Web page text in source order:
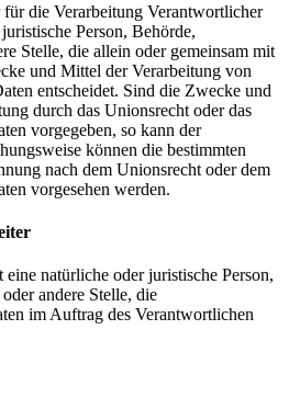
die Verarbeitung Verantwortlicher
Person, Behörde,
Stelle, die allein oder gemeinsam mit
und Mittel der Verarbeitung von
entscheidet. Sind die Zwecke und
durch das Unionsrecht oder das
vorgegeben, so kann der
können die bestimmten
nach dem Unionsrecht oder dem
vorgesehen werden.
natürliche oder juristische Person,
andere Stelle, die
im Auftrag des Verantwortlichen